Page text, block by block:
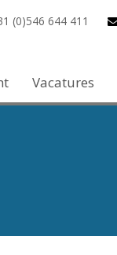
(0)546 644 411
Vacatures